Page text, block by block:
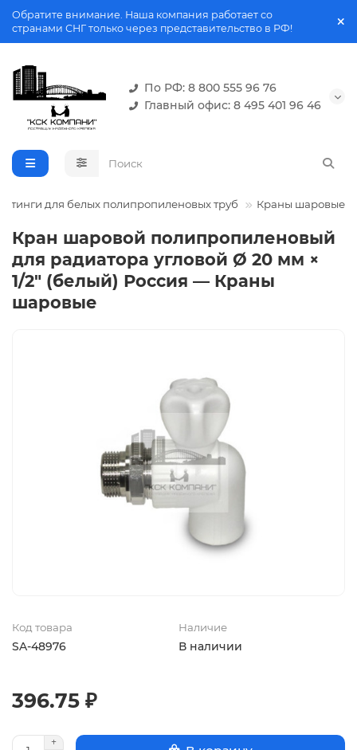
Обратите внимание. Наша компания работает со
странами СНГ только через представительство в РФ!
По РФ: 8 800 555 96 76
Главный офис: 8 495 401 96 46
для белых полипропиленовых труб Краны шаровые
Кран шаровой полипропиленовый
для радиатора угловой Ø 20 мм ×
1/2" (белый) Россия — Краны
шаровые
Код товара
SA-48976
Наличие
В наличии
396.75 ₽